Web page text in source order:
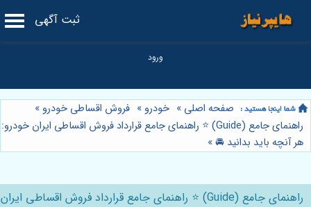
ثبت آگهی
صفحه اصلی » خودرو » فروش اقساطی خودرو »
راهنمای جامع (Guide) ⭐️ راهنمای جامع قرارداد فروش اقساطی ایران خودرو:
هر آنچه باید بدانید 🚘»
راهنمای جامع (Guide) ⭐️ راهنمای جامع قرارداد فروش اقساطی ایران